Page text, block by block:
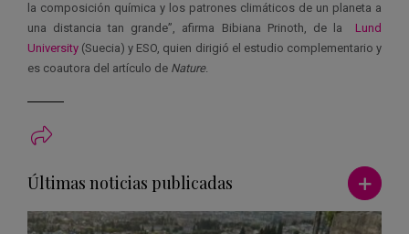
la composición química y los patrones climáticos de un planeta a
una distancia tan grande”, afirma Bibiana Prinoth, de la
Lund
University (Suecia) y ESO, quien dirigió el estudio complementario y
es coautora del artículo de Nature.
Últimas noticias publicadas Ver más